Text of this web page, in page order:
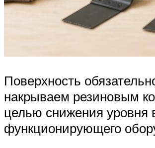
Поверхность
накрываем резиновым
целью снижения уровня
функционирующего